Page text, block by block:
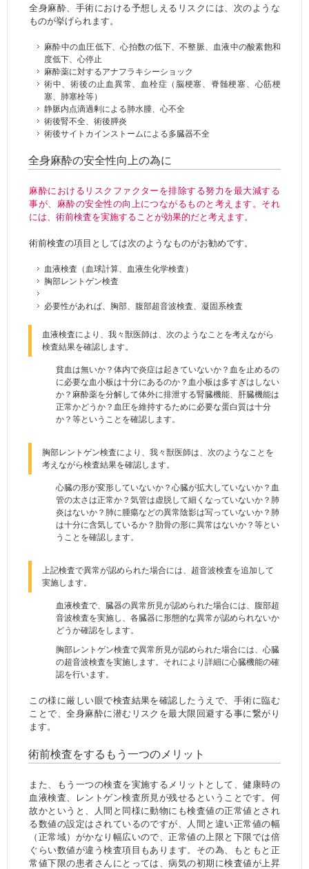
全身麻酔、手術における予想しえるリスクには、次のような
ものが挙げられます。
麻酔中の血圧低下、心拍数の低下、不整脈、血液中の酸素飽和
度低下、心停止
麻酔薬に対するアナフラキシーショック
術中、術後の止血異常、血栓症（脳梗塞、脊髄梗塞、心筋梗
塞、肺塞栓等）
静脈内点滴過剰による肺水腫、心不全
術後腎不全、術後膵炎
術後サイトカインストームによる多臓器不全
全身麻酔の安全性向上の為に
麻酔におけるリスクファクターを排除する努力を最大減する
事が、麻酔の安全性の向上につながるものと考えます。それ
には、術前検査を実施することが効果的だと考えます。
術前検査の項目としては次のようなものがお勧めです。
血液検査（血球計算、血液生化学検査）
胸部レントゲン検査
必要性があれば、胸部、腹部超音波検査、凝固系検査
血液検査により、我々獣医師は、次のようなことを考えながら
検査結果を確認します。
貧血は無いか？体内で炎症は起きていないか？血を止めるの
に必要な血小板は十分にあるのか？血小板は多すぎはしない
か？麻酔薬を分解して体外に排泄する腎臓機能、肝臓機能は
正常かどうか？血圧を維持するために必要な蛋白質は十分
か？等ということを確認します。
胸部レントゲン検査により、我々獣医師は、次のようなことを
考えながら検査結果を確認します。
心臓の形が変形していないか？心臓が拡大していないか？血
管の太さは正常か？気管は虚脱して細くなっていないか？肺
炎はないか？肺に腫瘍などの異常陰影は写っていないか？肺
は十分に含気しているか？肋骨の形に異常はないか？等とい
うことを確認します。
上記検査で異常が認められた場合には、超音波検査を追加して
実施します。
血液検査で、臓器の異常所見が認められた場合には、腹部超
音波検査を実施し、各臓器に形態的な異常が認められないか
どうか確認をします。
胸部レントゲン検査で異常所見が認められた場合には、心臓
の超音波検査を実施します。それにより詳細に心臓機能の確
認を行います。
この様に厳しい眼で検査結果を確認したうえで、手術に臨む
ことで、全身麻酔に潜むリスクを最大限回避する事に繋がり
ます。
術前検査をするもう一つのメリット
また、もう一つの検査を実施するメリットとして、健康時の
血液検査、レントゲン検査所見が残せるということです。何
故かというと、人間と同様に動物にも検査値の正常値とされ
る数値の設定はされているのですが、人間と違い正常値の幅
（正常域）がかなり幅広いので、正常値の上限と下限では倍
ぐらい数値が違う検査項目もあります。その為、もともと正
常値下限の患者さんにとっては、病気の初期に検査値が上昇